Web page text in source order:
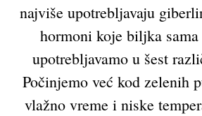
najviše upotrebljavaju
hormoni koje biljka
upotrebljavamo u šest
Počinjemo već kod zelenih
vlažno vreme i niske